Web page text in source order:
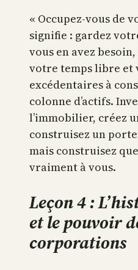
« Occupez-vous de
signifie : gardez
vous en avez
votre temps libre et
excédentaires à
colonne d’actifs.
l’immobilier, créez
construisez un
mais construisez
vraiment à vous.
Leçon 4 :
et le pouvoir
corporations